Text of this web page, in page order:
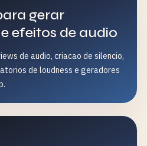
gerar
efeitos de audio
de audio, criacao de silencio,
de loudness e geradores